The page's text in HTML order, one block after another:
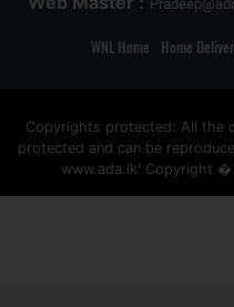
WNL Home Home
Copyrights protected: All the
protected and can be
www.ada.lk' Copyright �